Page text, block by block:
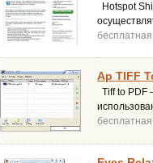
Hotspot
бесплатная
Ap TIFF
Tiff to PDF
бесплатная